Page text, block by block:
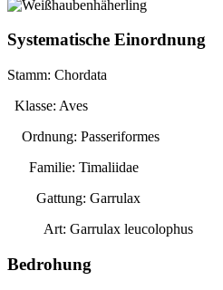
Systematische Einordnung
Stamm: Chordata
Klasse: Aves
Ordnung: Passeriformes
Familie: Timaliidae
Gattung: Garrulax
Art: Garrulax leucolophus
Bedrohung